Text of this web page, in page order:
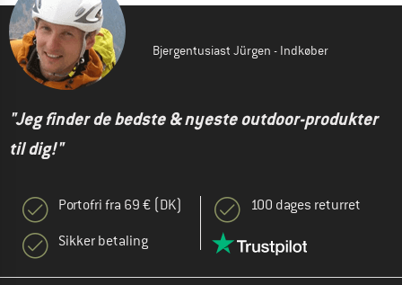
Bjergentusiast Jürgen - Indkøber
"Jeg finder de bedste & nyeste outdoor-produkter
til dig!"
Portofri fra 69 € (DK)
Sikker betaling
100 dages returret